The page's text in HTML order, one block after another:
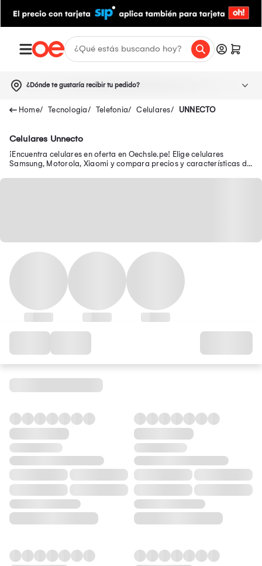
¿Dónde te gustaría recibir tu pedido?
Tecnologia Telefonia Celulares UNNECTO
Celulares Unnecto
¡Encuentra celulares en oferta en Oechsle.pe! Elige celulares
Samsung, Motorola, Xiaomi y compara precios y características de